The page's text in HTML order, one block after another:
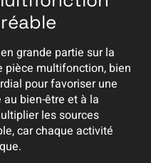
grande partie sur la
pièce multifonction, bien
pour favoriser une
bien-être et à la
les sources
car chaque activité